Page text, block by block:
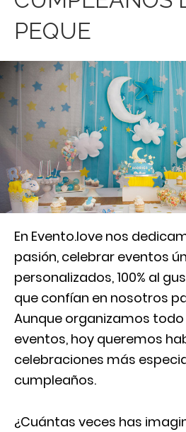
PEQUE
En Evento.love nos
pasión, celebrar eventos
personalizados, 100% al
que confían en nosotros
Aunque organizamos
eventos, hoy queremos
celebraciones más
cumpleaños.
¿Cuántas veces has